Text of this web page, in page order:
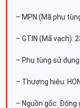
– MPN (Mã phụ
– GTIN (Mã vạch):
– Phụ tùng sử dụng
– Thương hiệu:
– Nguồn gốc: Đóng